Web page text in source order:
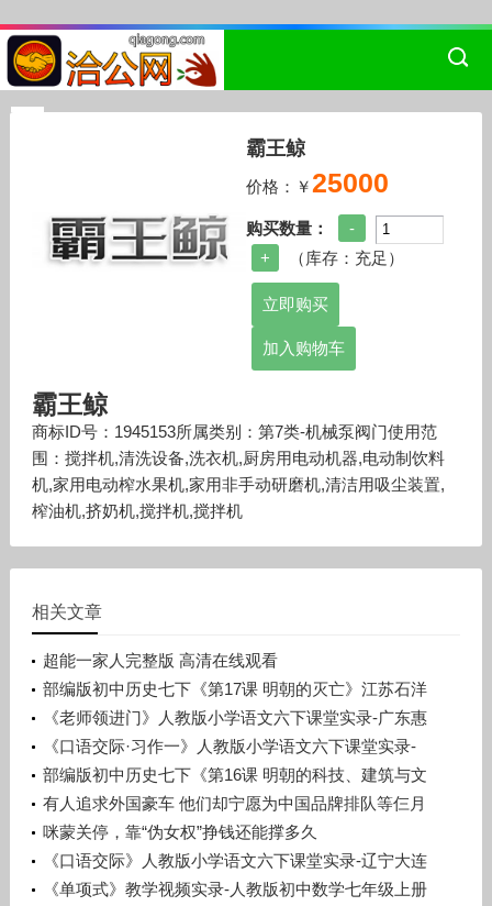
霸王鲸
价格：￥25000
购买数量：
（库存： 充足 ）
加入购物车
霸王鲸
商标ID号：1945153所属类别：第7类-机械泵阀门使用范
围：搅拌机,清洗设备,洗衣机,厨房用电动机器,电动制饮料
机,家用电动榨水果机,家用非手动研磨机,清洁用吸尘装置,
榨油机,挤奶机,搅拌机,搅拌机
相关文章
超能一家人完整版 高清在线观看
部编版初中历史七下《第17课 明朝的灭亡》江苏石洋
洋
《老师领进门》人教版小学语文六下课堂实录-广东惠
州市_惠阳区-许晓云
《口语交际·习作一》人教版小学语文六下课堂实录-
广西梧州市_蒙山县-潘少丽
部编版初中历史七下《第16课 明朝的科技、建筑与文
学》辽宁孙浩
有人追求外国豪车 他们却宁愿为中国品牌排队等仨月
咪蒙关停，靠“伪女权”挣钱还能撑多久
《口语交际》人教版小学语文六下课堂实录-辽宁大连
市_旅顺口区-宋晨溪
《单项式》教学视频实录-人教版初中数学七年级上册